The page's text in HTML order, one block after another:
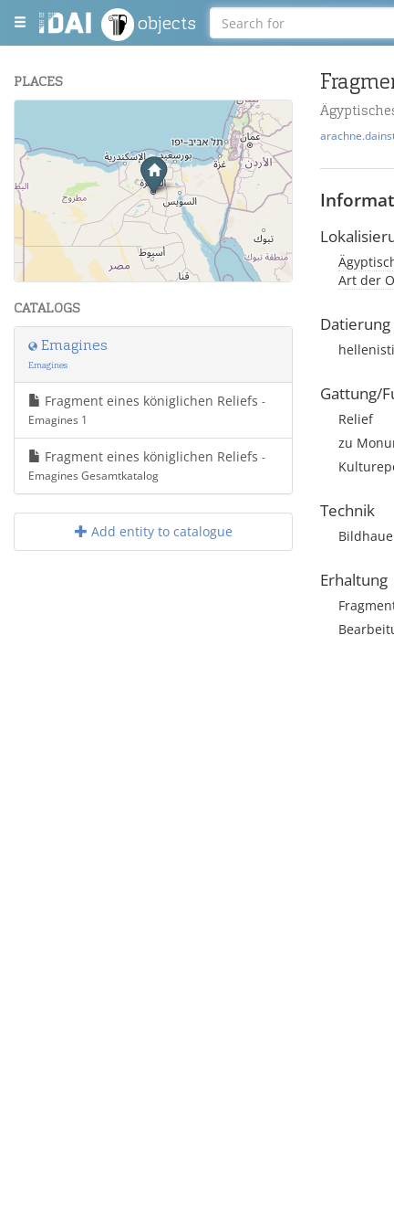
objects
PLACES
−
Leaflet| Maps and Data © OpenStreetMap
CATALOGS
Emagines
Emagines
Fragment eines königlichen Reliefs -
Emagines 1
Fragment eines königlichen Reliefs -
Emagines Gesamtkatalog
Add entity to catalogue
Art der
Datierung
Gattung/
Relief
zu
Technik
Erhaltung